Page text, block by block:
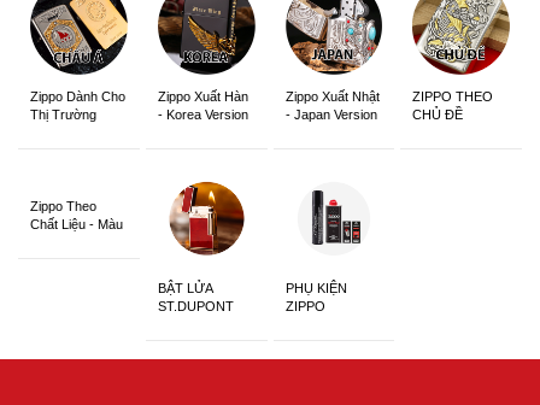
Zippo Dành Cho
Thị Trường
Zippo Xuất Hàn
- Korea Version
Zippo Xuất Nhật
- Japan Version
ZIPPO THEO
CHỦ ĐỀ
Zippo Theo
Chất Liệu - Màu
BẬT LỬA
ST.DUPONT
PHỤ KIỆN
ZIPPO